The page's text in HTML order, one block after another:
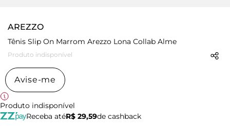
AREZZO
Tênis Slip On Marrom Arezzo Lona Collab Alme
Produto indisponível
Avise-me
Produto indisponível
Receba atéR$ 29,59de cashback